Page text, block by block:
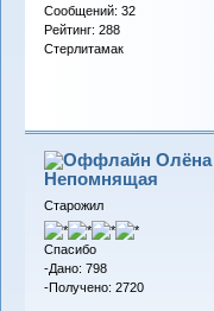
Сообщений: 32
Рейтинг: 288
Стерлитамак
Олёна
Непомнящая
Старожил
Спасибо
-Дано: 798
-Получено: 2720